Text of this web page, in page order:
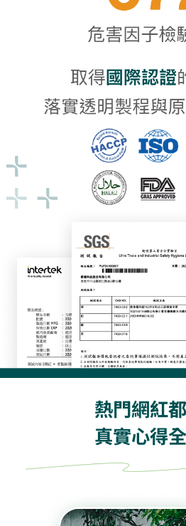
熱門網紅
真實心得